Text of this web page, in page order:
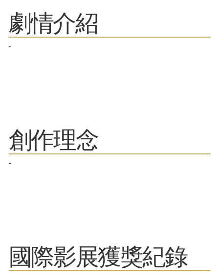
劇情介紹
-
​創作理念
-
​國際影展獲獎紀錄